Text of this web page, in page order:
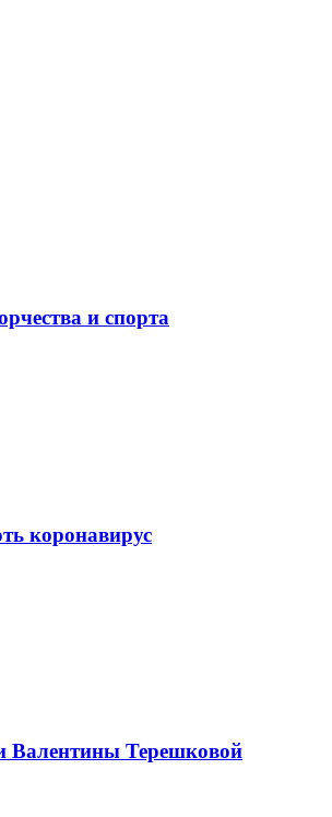
и спорта
коронавирус
Валентины Терешковой